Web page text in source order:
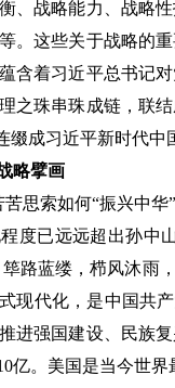
、战略能力、战略
。这些关于战略的
含着习近平总书记
之珠串珠成链，联
缀成习近平新时代中
略擘画
思索如何“振兴中
度已远远超出孙中
路蓝缕，栉风沐雨
现代化，是中国共
进强国建设、民族
亿。美国是当今世